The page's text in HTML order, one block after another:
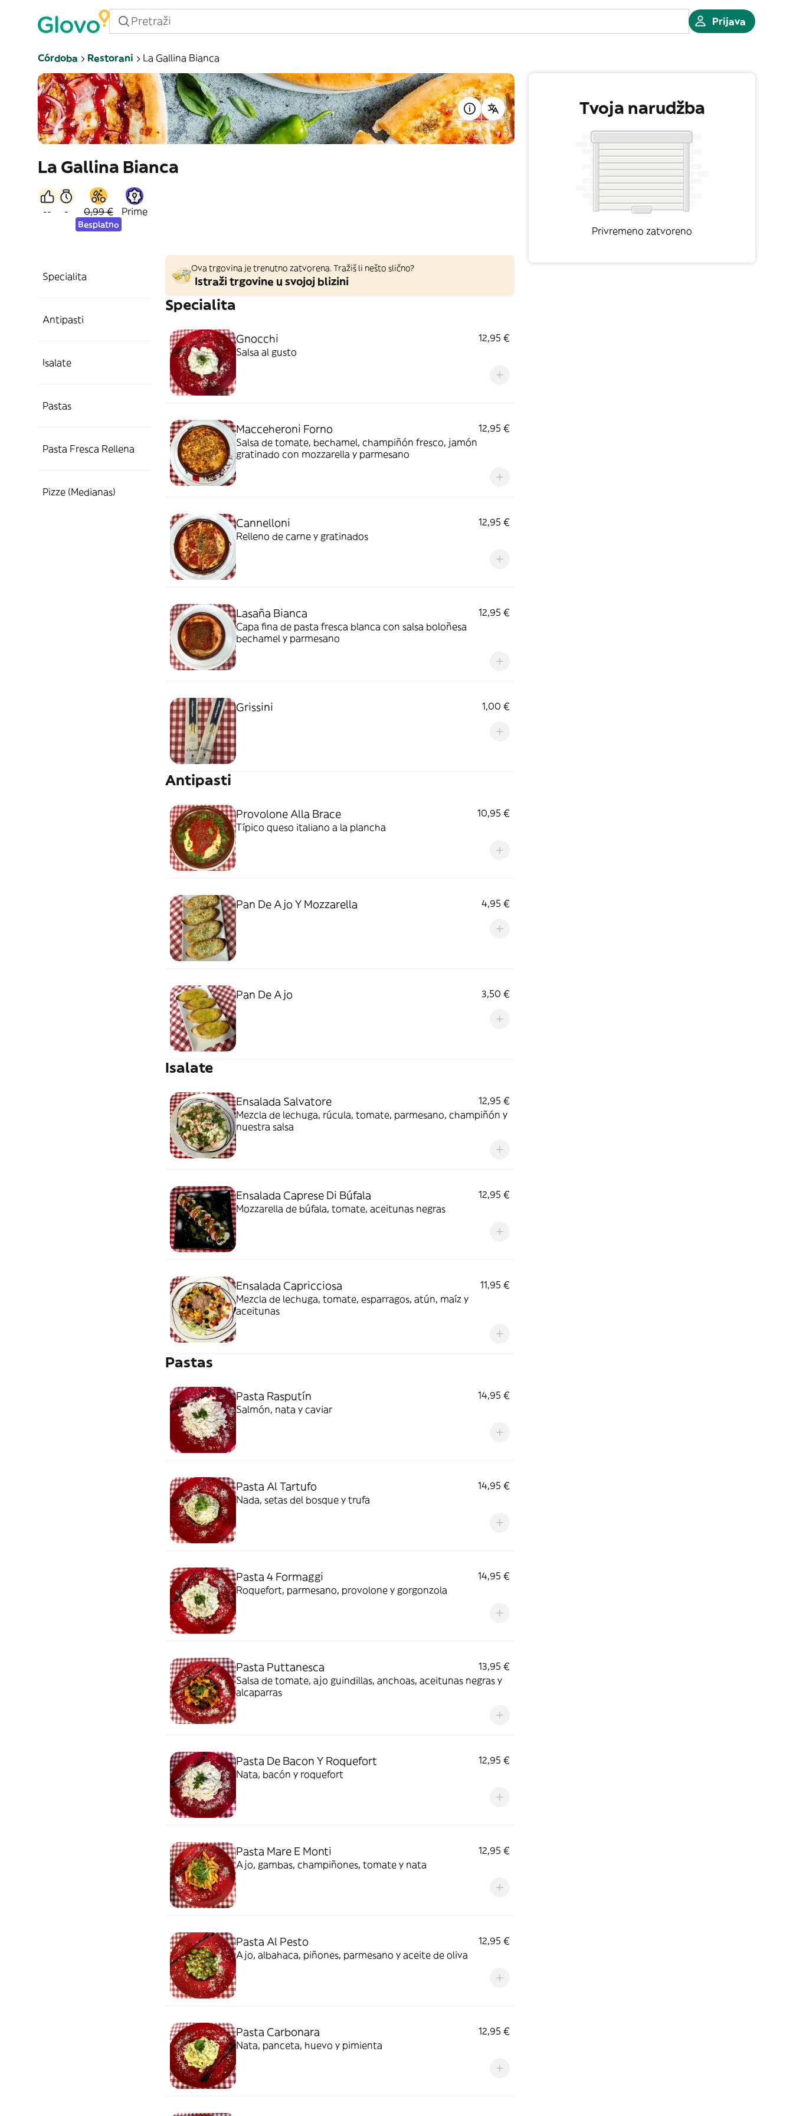
Prijava
Córdoba Restorani La Gallina Bianca
La Gallina Bianca
-- - 0,99 €
Besplatno
Prime
Specialita
Antipasti
Isalate
Pastas
Pasta Fresca Rellena
Pizze (Medianas)
Ova trgovina je trenutno zatvorena. Tražiš li nešto slično?
Istraži trgovine u svojoj blizini
Specialita
Gnocchi
12,95 €
Salsa al gusto
Macceheroni Forno
12,95 €
Salsa de tomate, bechamel, champiñón fresco, jamón
gratinado con mozzarella y parmesano
Cannelloni
12,95 €
Relleno de carne y gratinados
Lasaña Bianca
12,95 €
Capa fina de pasta fresca blanca con salsa boloñesa
bechamel y parmesano
Grissini 1,00 €
Antipasti
Provolone Alla Brace
10,95 €
Típico queso italiano a la plancha
Pan De Ajo Y Mozzarella 4,95 €
Pan De Ajo 3,50 €
Isalate
Ensalada Salvatore
12,95 €
Mezcla de lechuga, rúcula, tomate, parmesano, champiñón y
nuestra salsa
Ensalada Caprese Di Búfala
12,95 €
Mozzarella de búfala, tomate, aceitunas negras
Ensalada Capricciosa
11,95 €
Mezcla de lechuga, tomate, esparragos, atún, maíz y
aceitunas
Pastas
Pasta Rasputín
14,95 €
Salmón, nata y caviar
Pasta Al Tartufo
14,95 €
Nada, setas del bosque y trufa
Pasta 4 Formaggi
14,95 €
Roquefort, parmesano, provolone y gorgonzola
Pasta Puttanesca
13,95 €
Salsa de tomate, ajo guindillas, anchoas, aceitunas negras y
alcaparras
Pasta De Bacon Y Roquefort
12,95 €
Nata, bacón y roquefort
Pasta Mare E Monti
12,95 €
Ajo, gambas, champiñones, tomate y nata
Pasta Al Pesto
12,95 €
Ajo, albahaca, piñones, parmesano y aceite de oliva
Pasta Carbonara
12,95 €
Nata, panceta, huevo y pimienta
Tvoja narudžba
Privremeno zatvoreno